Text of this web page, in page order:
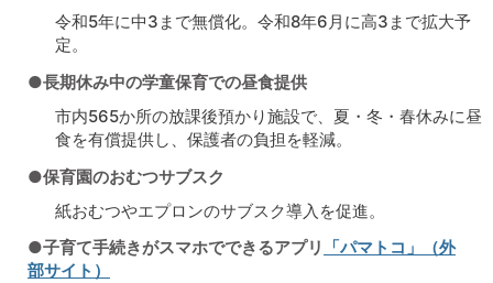
令和5年に中3まで無償化。令和8年6月に高3まで拡大予
定。
●長期休み中の学童保育での昼食提供
市内565か所の放課後預かり施設で、夏・冬・春休みに昼
食を有償提供し、保護者の負担を軽減。
●保育園のおむつサブスク
紙おむつやエプロンのサブスク導入を促進。
●子育て手続きがスマホでできるアプリ
「パマトコ」（外
部サイト）